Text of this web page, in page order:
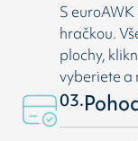
S
hračkou.
plochy,
vyberiete a
03.